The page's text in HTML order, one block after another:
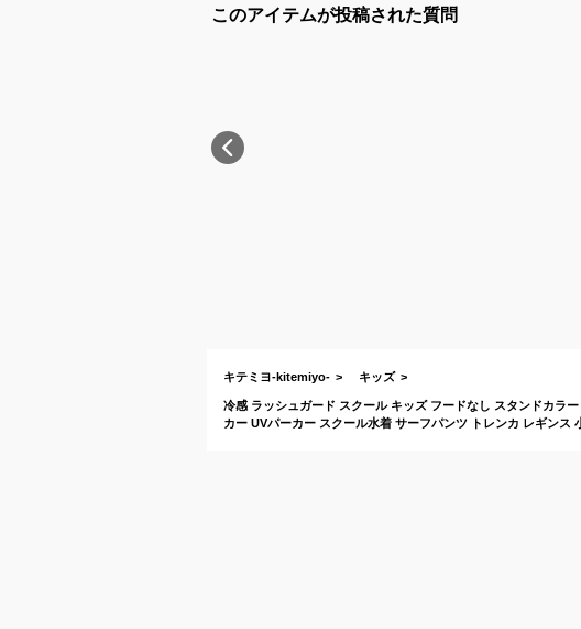
このアイテムが投稿された質問
キテミヨ-kitemiyo- キッズ
冷感 ラッシュガード スクール キッズ フードなし スタンドカラ
カー UVパーカー スクール水着 サーフパンツ トレンカ レギンス